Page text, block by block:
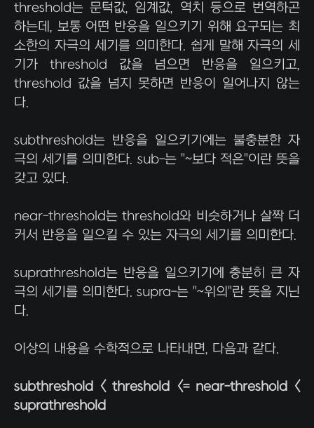
threshold는 문턱값, 임계값, 역치 등으로 번역하곤
하는데, 보통 어떤 반응을 일으키기 위해 요구되는 최
소한의 자극의 세기를 의미한다. 쉽게 말해 자극의 세
기가 threshold 값을 넘으면 반응을 일으키고,
threshold 값을 넘지 못하면 반응이 일어나지 않는
다.
subthreshold는 반응을 일으키기에는 불충분한 자
극의 세기를 의미한다. sub-는 "~보다 적은"이란 뜻을
갖고 있다.
near-threshold는 threshold와 비슷하거나 살짝 더
커서 반응을 일으킬 수 있는 자극의 세기를 의미한다.
suprathreshold는 반응을 일으키기에 충분히 큰 자
극의 세기를 의미한다. supra-는 "~위의"란 뜻을 지닌
다.
이상의 내용을 수학적으로 나타내면, 다음과 같다.
subthreshold < threshold <= near-threshold <
suprathreshold